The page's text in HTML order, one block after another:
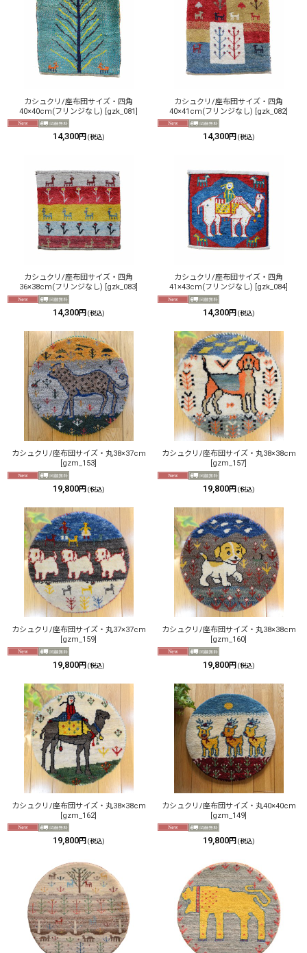
カシュクリ/座布団サイズ・四角
40×40cm(フリンジなし) [gzk_081]
14,300円 (税込)
カシュクリ/座布団サイズ・四角
40×41cm(フリンジなし) [gzk_082]
14,300円 (税込)
カシュクリ/座布団サイズ・四角
36×38cm(フリンジなし)
gzk_083
14,300円 (税込)
カシュクリ/座布団サイズ・四角
41×43cm(フリンジなし)
gzk_084
14,300円 (税込)
カシュクリ/座布団サイズ・丸38×37cm
gzm_153
19,800円 (税込)
カシュクリ/座布団サイズ・丸38×38cm
gzm_157
19,800円 (税込)
カシュクリ/座布団サイズ・丸37×37cm
[gzm_159]
19,800円 (税込)
カシュクリ/座布団サイズ・丸38×38cm
[gzm_160]
19,800円 (税込)
カシュクリ/座布団サイズ・丸38×38cm
[gzm_162]
19,800円 (税込)
カシュクリ/座布団サイズ・丸40×40cm
[gzm_149]
19,800円 (税込)